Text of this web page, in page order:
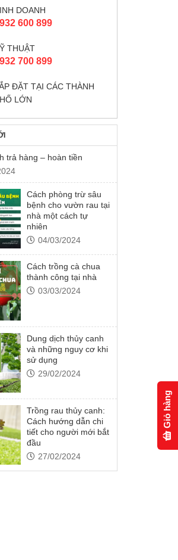
DOANH
600 899
THUẬT
700 899
ĐẶT TẠI CÁC THÀNH
LỚN
trả hàng – hoàn tiền
Cách phòng trừ sâu
bệnh cho vườn rau tại
nhà một cách tự
nhiên
04/03/2024
Cách trồng cà chua
thành công tại nhà
03/03/2024
Dung dịch thủy canh
và những nguy cơ khi
sử dụng
29/02/2024
Trồng rau thủy canh:
Cách hướng dẫn chi
tiết cho người mới bắt
đầu
27/02/2024
Giỏ hàng